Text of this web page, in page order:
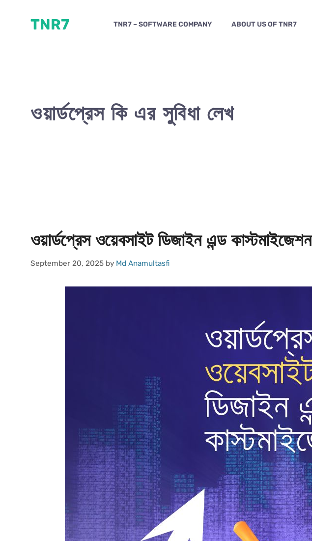
TNR7 TNR7 – SOFTWARE COMPANY ABOUT US OF TNR7
ওয়ার্ডপ্রেস কি এর সুবিধা লেখ
ওয়ার্ডপ্রেস ওয়েবসাইট ডিজাইন এন্ড কাস্টমাইজেশন
September 20, 2025 by Md Anamultasfi